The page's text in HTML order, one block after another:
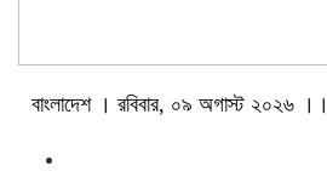
বাংলাদেশ । রবিবার, ০৯ অগাস্ট ২০২৬